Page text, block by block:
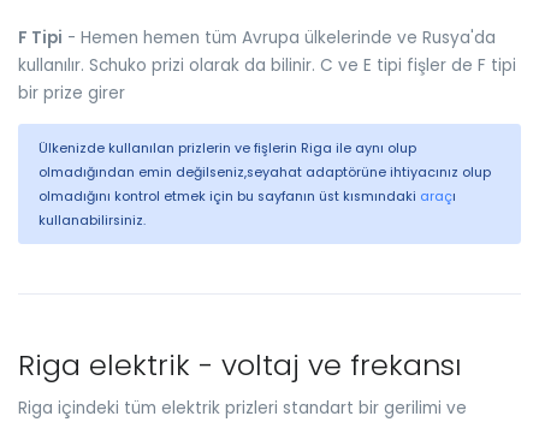
F Tipi - Hemen hemen tüm Avrupa ülkelerinde ve Rusya'da
kullanılır. Schuko prizi olarak da bilinir. C ve E tipi fişler de F tipi
bir prize girer
Ülkenizde kullanılan prizlerin ve fişlerin Riga ile aynı olup
olmadığından emin değilseniz,seyahat adaptörüne ihtiyacınız olup
olmadığını kontrol etmek için bu sayfanın üst kısmındaki araçı
kullanabilirsiniz.
Riga elektrik - voltaj ve frekansı
Riga içindeki tüm elektrik prizleri standart bir gerilimi ve